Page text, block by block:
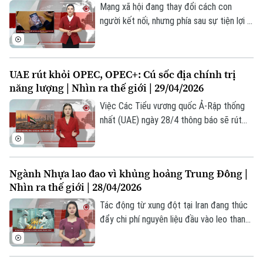
lập tức và rõ ràng nhất.
Mạng xã hội đang thay đổi cách con
người kết nối, nhưng phía sau sự tiện lợi là
này đang trở thành tâm điểm tranh luận
toàn cầu về công nghệ số.
UAE rút khỏi OPEC, OPEC+: Cú sốc địa chính trị
năng lượng | Nhìn ra thế giới | 29/04/2026
Việc Các Tiểu vương quốc Ả-Rập thống
nhất (UAE) ngày 28/4 thông báo sẽ rút
toàn cầu. Sự rút lui của một trong những
nhà sản xuất lớn nhất trong khối không chỉ
làm suy yếu cấu trúc nội tại của tổ chức,
mà còn đặt ra câu hỏi về tương lai của cơ
Ngành Nhựa lao đao vì khủng hoảng Trung Đông |
Nhìn ra thế giới | 28/04/2026
Tác động từ xung đột tại Iran đang thúc
đẩy chi phí nguyên liệu đầu vào leo thang.